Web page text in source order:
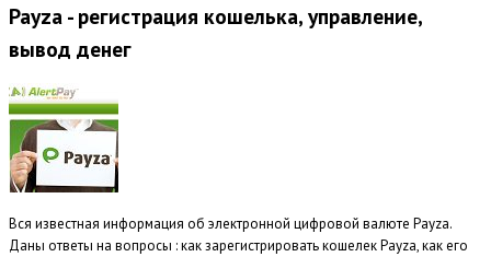
Payza - регистрация кошелька, управление,
вывод денег
Вся известная информация об электронной цифровой валюте Payza.
Даны ответы на вопросы : как зарегистрировать кошелек Payza, как его